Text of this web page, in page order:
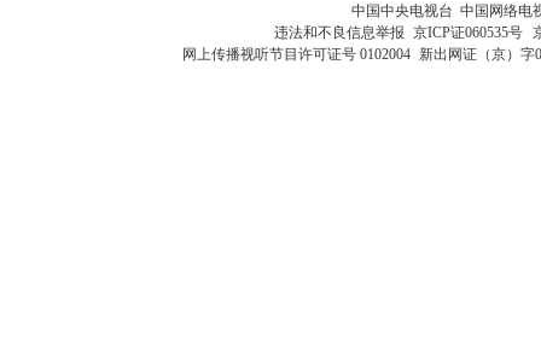
中国中央电视台 中国网络电
违法和不良信息举报 京ICP证060535号
网上传播视听节目许可证号 0102004 新出网证（京）